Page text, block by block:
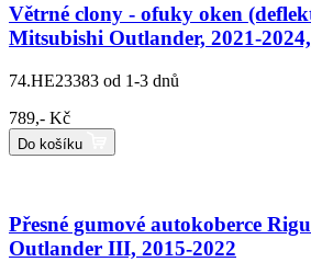
Větrné clony - ofuky oken
Mitsubishi Outlander, 2021-
74.HE23383 od 1-3 dnů
789,- Kč
Do košíku
Přesné gumové autokoberce
Outlander III, 2015-2022